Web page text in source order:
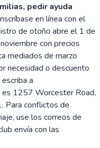
pedir ayuda
en línea con el
de otoño abre el 1 de
con precios
mediados de marzo
necesidad o descuento
a
es 1257 Worcester Road,
Para conflictos de
use los correos de
envía con las